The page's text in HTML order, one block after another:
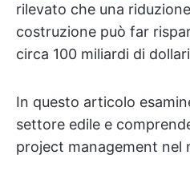
rilevato che una
costruzione può far
circa 100 miliardi di
In questo articolo
settore edile e
project management nel